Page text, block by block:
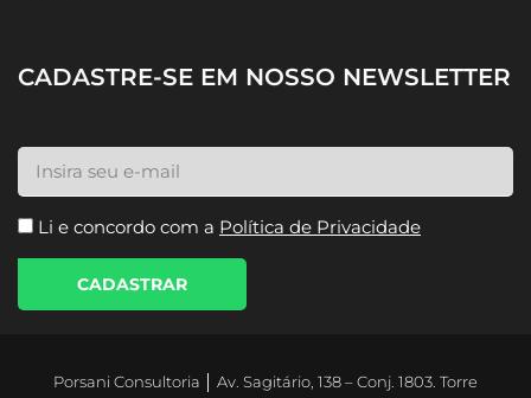
CADASTRE-SE EM NOSSO NEWSLETTER
Li e concordo com a Política de Privacidade
CADASTRAR
Porsani Consultoria │ Av. Sagitário, 138 – Conj. 1803. Torre